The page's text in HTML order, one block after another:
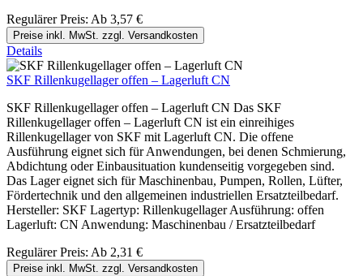
Regulärer Preis: Ab 3,57 €
Preise inkl. MwSt. zzgl. Versandkosten
Details
SKF Rillenkugellager offen – Lagerluft CN
SKF Rillenkugellager offen – Lagerluft CN Das SKF
Rillenkugellager offen – Lagerluft CN ist ein einreihiges
Rillenkugellager von SKF mit Lagerluft CN. Die offene
Ausführung eignet sich für Anwendungen, bei denen Schmierung,
Abdichtung oder Einbausituation kundenseitig vorgegeben sind.
Das Lager eignet sich für Maschinenbau, Pumpen, Rollen, Lüfter,
Fördertechnik und den allgemeinen industriellen Ersatzteilbedarf.
Hersteller: SKF Lagertyp: Rillenkugellager Ausführung: offen
Lagerluft: CN Anwendung: Maschinenbau / Ersatzteilbedarf
Regulärer Preis: Ab 2,31 €
Preise inkl. MwSt. zzgl. Versandkosten